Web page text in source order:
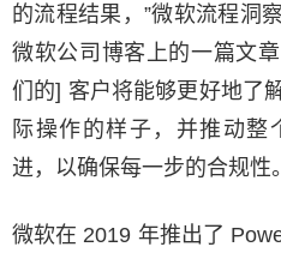
的流程结果，”微软流程洞
微软公司博客上的一篇文
们的] 客户将能够更好地了
际操作的样子，并推动整
进，以确保每一步的合规性
微软在 2019 年推出了